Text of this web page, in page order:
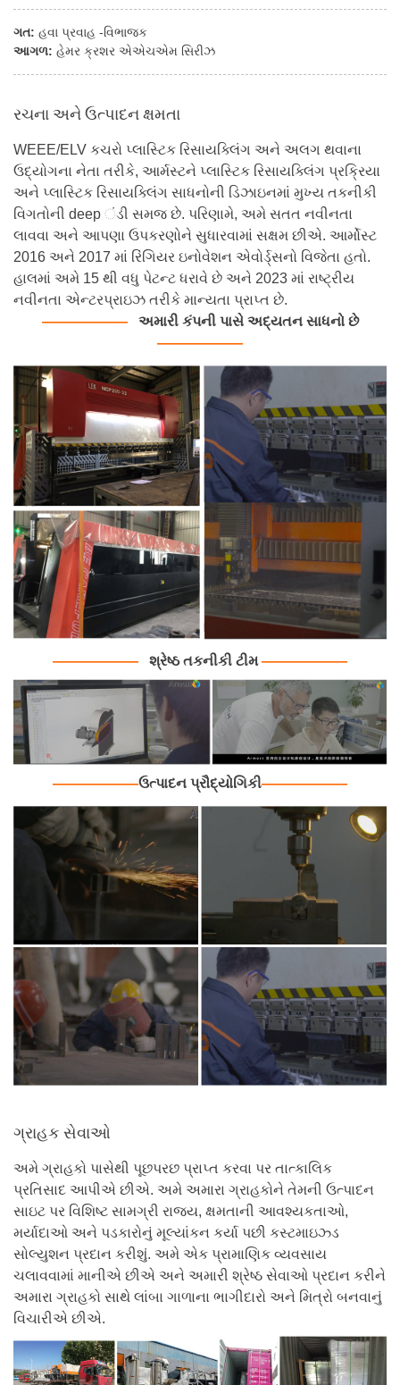
ગત: હવા પ્રવાહ -વિભાજક
આગળ: હેમર ક્રશર એએચએમ સિરીઝ
રચના અને ઉત્પાદન ક્ષમતા
WEEE/ELV કચરો પ્લાસ્ટિક રિસાયક્લિંગ અને અલગ થવાના
ઉદ્યોગના નેતા તરીકે, આર્મસ્ટને પ્લાસ્ટિક રિસાયક્લિંગ પ્રક્રિયા
અને પ્લાસ્ટિક રિસાયક્લિંગ સાધનોની ડિઝાઇનમાં મુખ્ય તકનીકી
વિગતોની deep ંડી સમજ છે. પરિણામે, અમે સતત નવીનતા
લાવવા અને આપણા ઉપકરણોને સુધારવામાં સક્ષમ છીએ. આર્મોસ્ટ
2016 અને 2017 માં રિંગિયર ઇનોવેશન એવોર્ડ્સનો વિજેતા હતો.
હાલમાં અમે 15 થી વધુ પેટન્ટ ધરાવે છે અને 2023 માં રાષ્ટ્રીય
નવીનતા એન્ટરપ્રાઇઝ તરીકે માન્યતા પ્રાપ્ત છે.
——————
અમારી કંપની પાસે અદ્યતન સાધનો છે
——————
—————— શ્રેષ્ઠ તકનીકી ટીમ ——————
——————ઉત્પાદન પ્રૌદ્યોગિકી——————
ગ્રાહક સેવાઓ
અમે ગ્રાહકો પાસેથી પૂછપરછ પ્રાપ્ત કરવા પર તાત્કાલિક
પ્રતિસાદ આપીએ છીએ. અમે અમારા ગ્રાહકોને તેમની ઉત્પાદન
સાઇટ પર વિશિષ્ટ સામગ્રી રાજ્ય, ક્ષમતાની આવશ્યકતાઓ,
મર્યાદાઓ અને પડકારોનું મૂલ્યાંકન કર્યા પછી કસ્ટમાઇઝ્ડ
સોલ્યુશન પ્રદાન કરીશું. અમે એક પ્રામાણિક વ્યવસાય
ચલાવવામાં માનીએ છીએ અને અમારી શ્રેષ્ઠ સેવાઓ પ્રદાન કરીને
અમારા ગ્રાહકો સાથે લાંબા ગાળાના ભાગીદારો અને મિત્રો બનવાનું
વિચારીએ છીએ.